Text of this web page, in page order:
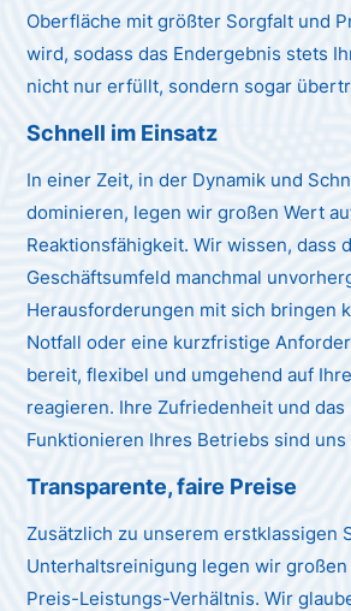
Oberfläche mit größter Sorgfalt und
wird, sodass das Endergebnis stets
nicht nur erfüllt, sondern sogar
Schnell im Einsatz
In einer Zeit, in der Dynamik und
dominieren, legen wir großen Wert
Reaktionsfähigkeit. Wir wissen, dass
Geschäftsumfeld manchmal
Herausforderungen mit sich bringen
Notfall oder eine kurzfristige
bereit, flexibel und umgehend auf
reagieren. Ihre Zufriedenheit und
Funktionieren Ihres Betriebs sind
Transparente, faire Preise
Zusätzlich zu unserem erstklassigen
Unterhaltsreinigung legen wir
Preis-Leistungs-Verhältnis. Wir